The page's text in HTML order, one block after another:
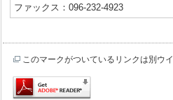
ファックス：096-232-4923
このマークがついているリンクは別ウ